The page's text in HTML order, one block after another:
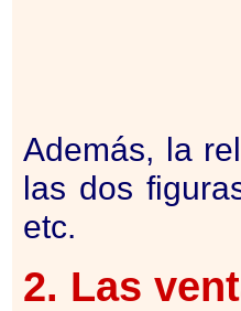
Además, la
las dos
etc.
2. Las